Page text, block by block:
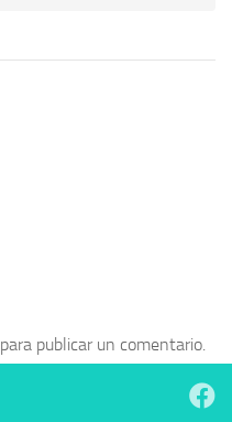
para publicar un comentario.